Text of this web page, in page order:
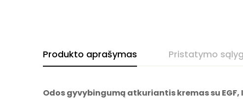
Produkto aprašymas Pristatymo
Odos gyvybingumą atkuriantis kremas su EGF,